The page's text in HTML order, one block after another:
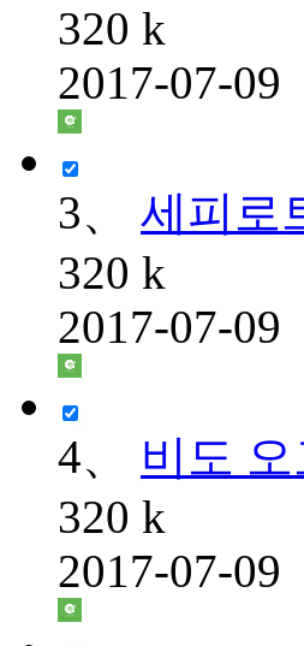
320 k
2017-07-09
3、
세피로
320 k
2017-07-09
4、
비도
320 k
2017-07-09